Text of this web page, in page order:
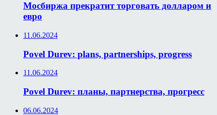
Мосбиржа прекратит торговать долларом и
евро
11.06.2024
Povel Durev: plans, partnerships, progress
11.06.2024
Povel Durev: планы, партнерства, прогресс
06.06.2024